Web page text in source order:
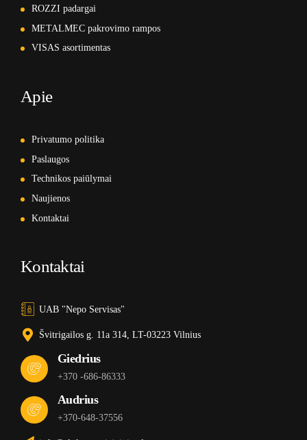
ROZZI padargai
METALMEC pakrovimo rampos
VISAS asortimentas
Apie
Privatumo politika
Paslaugos
Technikos paiūlymai
Naujienos
Kontaktai
Kontaktai
UAB "Nepo Servisas"
Švitrigailos g. 11a 314, LT-03223 Vilnius
Giedrius
+370 -686-86333
Audrius
+370-648-37556